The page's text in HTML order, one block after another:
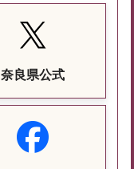
奈良県公式